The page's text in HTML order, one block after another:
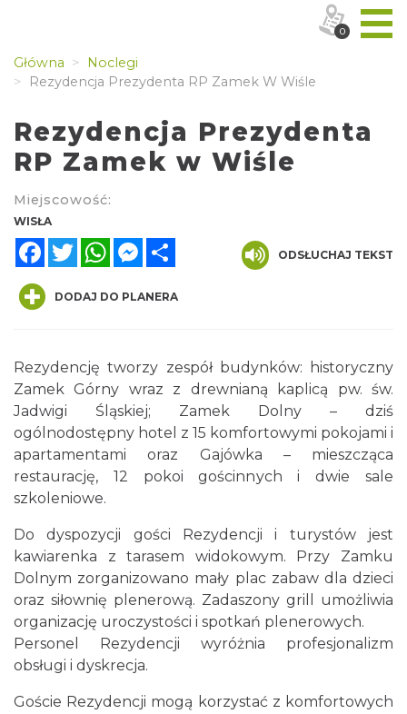
Główna
Noclegi
Rezydencja Prezydenta RP Zamek W Wiśle
Rezydencja Prezydenta
RP Zamek w Wiśle
Miejscowość:
WISŁA
FacebookTwitterWhatsAppMessenger
ODSŁUCHAJ TEKST
DODAJ DO PLANERA
Rezydencję tworzy zespół budynków: historyczny
Zamek Górny wraz z drewnianą kaplicą pw. św.
Jadwigi Śląskiej; Zamek Dolny – dziś
ogólnodostępny hotel z 15 komfortowymi pokojami i
apartamentami oraz Gajówka – mieszcząca
restaurację, 12 pokoi gościnnych i dwie sale
szkoleniowe.
Do dyspozycji gości Rezydencji i turystów jest
kawiarenka z tarasem widokowym. Przy Zamku
Dolnym zorganizowano mały plac zabaw dla dzieci
oraz siłownię plenerową. Zadaszony grill umożliwia
organizację uroczystości i spotkań plenerowych.
Personel Rezydencji wyróżnia profesjonalizm
obsługi i dyskrecja.
Goście Rezydencji mogą korzystać z komfortowych
0